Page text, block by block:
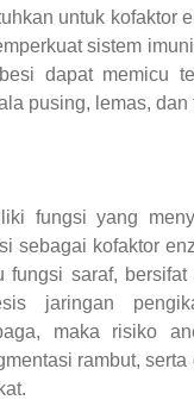
untuk kofaktor
sistem
dapat memicu
pusing, lemas, dan
fungsi yang
sebagai kofaktor
fungsi saraf, bersifat
jaringan
maka risiko
rambut,